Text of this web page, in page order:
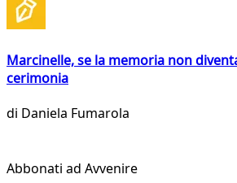
Marcinelle, se la memoria non
cerimonia
di Daniela Fumarola
Abbonati ad Avvenire